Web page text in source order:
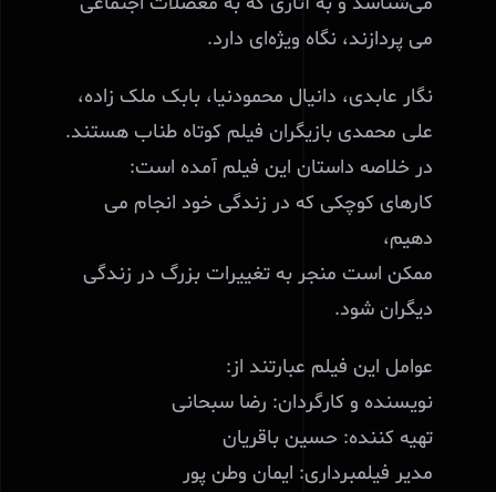
می پردازند، نگاه ویژه‌ای دارد.
نگار عابدی، دانیال محمودنیا، بابک ملک زاده،
علی محمدی بازیگران فیلم کوتاه طناب هستند.
در خلاصه داستان این فیلم آمده است:
کارهای کوچکی که در زندگی خود انجام می
دهیم،
ممکن است منجر به تغییرات بزرگ در زندگی
دیگران شود.
عوامل این فیلم عبارتند از:
نویسنده و کارگردان: رضا سبحانی
تهیه کننده: حسین باقریان
مدیر فیلمبرداری: ایمان وطن پور